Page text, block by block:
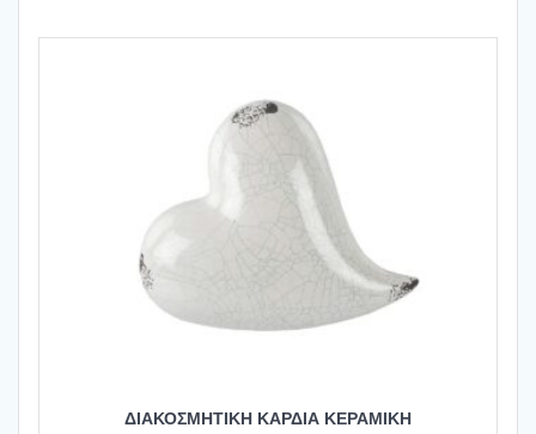
ΔΙΑΚΟΣΜΗΤΙΚΗ ΚΑΡΔΙΑ ΚΕΡΑΜΙΚΗ